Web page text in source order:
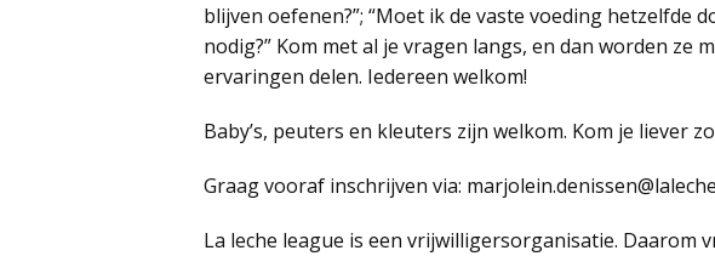
blijven oefenen?”; “Moet ik de vaste voeding hetzelfde
nodig?” Kom met al je vragen langs, en dan worden
ervaringen delen. Iedereen welkom!
Baby’s, peuters en kleuters zijn welkom. Kom je liever
Graag vooraf inschrijven via:
La leche league is een vrijwilligersorganisatie.